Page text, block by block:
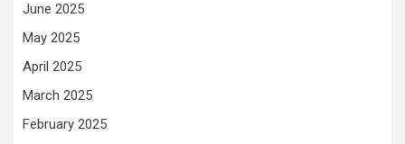
June 2025
May 2025
April 2025
March 2025
February 2025